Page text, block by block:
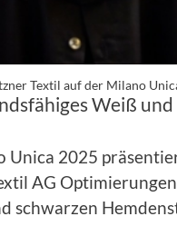
Textil auf der Milano
Weiß
Unica 2025
AG
schwarzen